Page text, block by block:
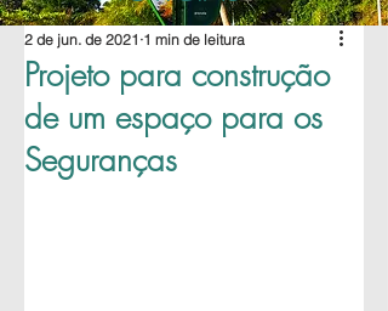
Projeto para construção
de um espaço para os
Seguranças
2 de jun. de 2021 1 min de leitura